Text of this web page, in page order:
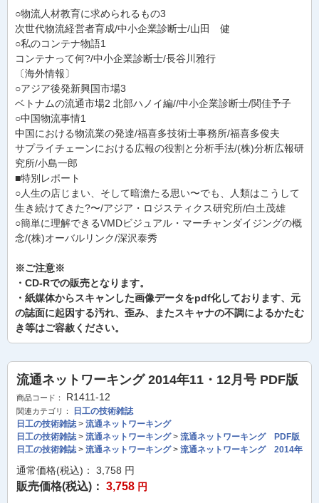
○物流人材教育に求められるもの3
次世代物流経営者育成/中小企業診断士/山田 健
○私のコンテナ物語1
コンテナって何?/中小企業診断士/長谷川雅行
〔海外情報〕
○アジア後発新興国市場3
ベトナムの流通市場2 北部ハノイ編//中小企業診断士/関佳予子
○中国物流事情1
中国における物流業の発達/福喜多技術士事務所/福喜多俊夫
サプライチェーンにおける広報の役割と分析手法/(株)分析広報研
究所/小島一郎
■特別レポート
○人生の店じまい、そして暗澹たる思い〜でも、人類はこうして
生き続けてきた?〜/アジア・ロジスティクス研究所/白土茂雄
○簡単に理解できるVMDビジュアル・マーチャンダイジングの概
念/(株)オーバルリンク/深沢泰秀
※ご注意※
・CD-Rでの販売となります。
・紙媒体からスキャンした画像データをpdf化しております、元
の誌面に起因する汚れ、歪み、またスキャナの不調によるかたむ
き等はご容赦ください。
流通ネットワーキング 2014年11・12月号 PDF版
商品コード： R1411-12
関連カテゴリ：
日工の技術雑誌
日工の技術雑誌> 流通ネットワーキング
日工の技術雑誌> 流通ネットワーキング> 流通ネットワーキング PDF版
日工の技術雑誌> 流通ネットワーキング> 流通ネットワーキング 2014年
通常価格(税込)： 3,758 円
販売価格(税込)： 3,758 円